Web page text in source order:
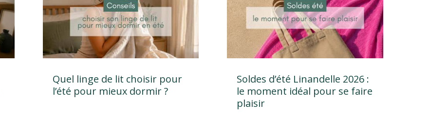
Quel linge de lit choisir pour
l’été pour mieux dormir ?
Soldes d’été Linandelle 2026 :
le moment idéal pour se faire
plaisir